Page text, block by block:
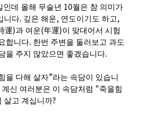
인데 올해 무술년 10월은 참 의미가
니다. 깊은 해운, 연도이기도 하고,
運)과 여운(年運)이 맞대어서 시험
합니다. 한번 주변을 둘러보고 과도
을 주지 않았으면 좋겠습니다.
을 다해 살자”라는 속담이 있습니
신 여러분은 이 속담처럼 "죽을힘
살고 계십니까?